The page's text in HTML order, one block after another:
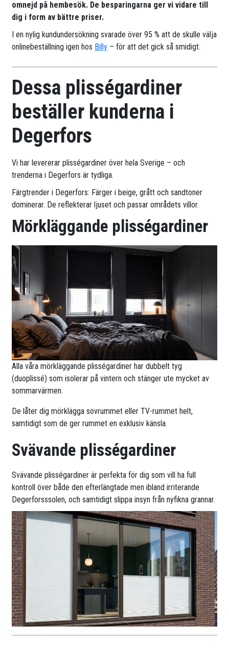
omnejd på hembesök. De besparingarna ger vi vidare till
dig i form av bättre priser.
I en nylig kundundersökning svarade över 95 % att de skulle välja
onlinebeställning igen hos Billy – för att det gick så smidigt.
Dessa plisségardiner
beställer kunderna i
Degerfors
Vi har levererar plisségardiner över hela Sverige – och
trenderna i Degerfors är tydliga.
Färgtrender i Degerfors: Färger i beige, grått och sandtoner
dominerar. De reflekterar ljuset och passar områdets villor.
Mörkläggande plisségardiner
Alla våra mörkläggande plisségardiner har dubbelt tyg
(duoplissé) som isolerar på vintern och stänger ute mycket av
sommarvärmen.
De låter dig mörklägga sovrummet eller TV-rummet helt,
samtidigt som de ger rummet en exklusiv känsla.
Svävande plisségardiner
Svävande plisségardiner är perfekta för dig som vill ha full
kontroll över både den efterlängtade men ibland irriterande
Degerforsssolen, och samtidigt slippa insyn från nyfikna grannar.